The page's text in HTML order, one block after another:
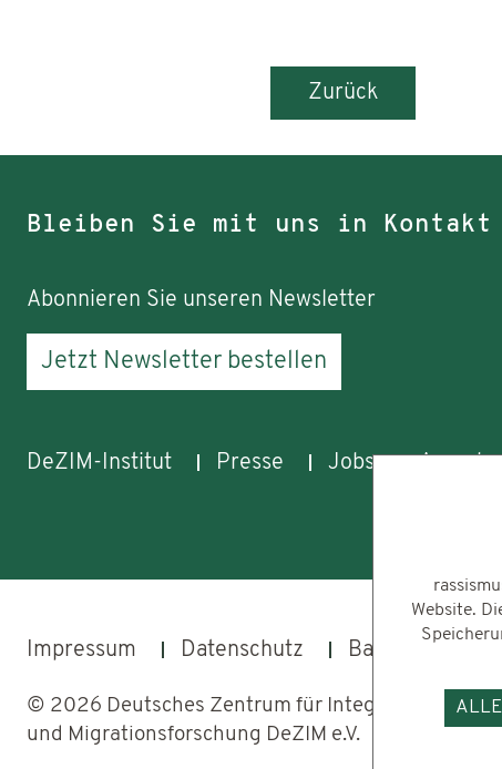
Zurück
Bleiben Sie mit uns in Kontakt
Abonnieren Sie unseren Newsletter
Jetzt Newsletter bestellen
DeZIM-Institut Presse Jobs
Impressum Datenschutz Barrierefreiheit
© 2026 Deutsches Zentrum für Integrations-
und Migrationsforschung DeZIM e.V.
Website.